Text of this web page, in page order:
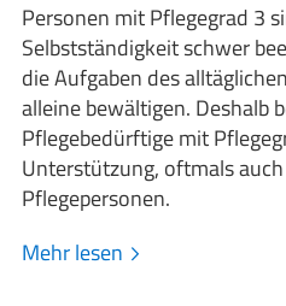
Personen mit Pflegegrad 3
Selbstständigkeit schwer
die Aufgaben des
alleine bewältigen. Deshalb
Pflegebedürftige mit
Unterstützung, oftmals
Pflegepersonen.
Mehr lesen